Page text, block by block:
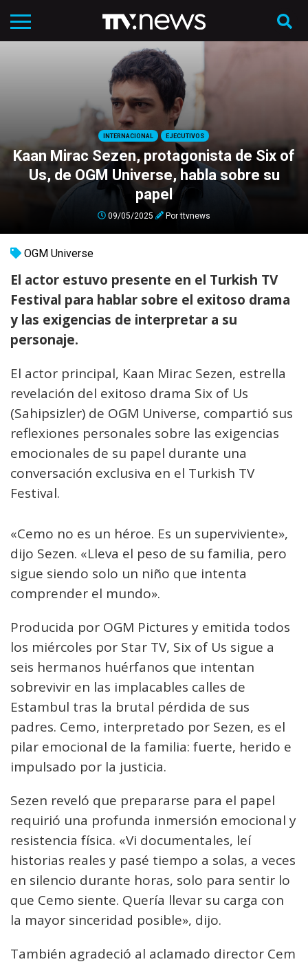
INTERNACIONAL EJECUTIVOS
Kaan Mirac Sezen, protagonista de Six of
Us, de OGM Universe, habla sobre su
papel
09/05/2025 Porttvnews
OGM Universe
El actor estuvo presente en el Turkish TV
Festival para hablar sobre el exitoso drama
y las exigencias de interpretar a su
personaje.
El actor principal, Kaan Mirac Sezen, estrella
revelación del exitoso drama Six of Us
(Sahipsizler) de OGM Universe, compartió sus
reflexiones personales sobre las exigencias
emocionales de su papel durante una
conversación exclusiva en el Turkish TV
Festival.
«Cemo no es un héroe. Es un superviviente»,
dijo Sezen. «Lleva el peso de su familia, pero
sigue siendo solo un niño que intenta
comprender el mundo».
Producida por OGM Pictures y emitida todos
los miércoles por Star TV, Six of Us sigue a
seis hermanos huérfanos que intentan
sobrevivir en las implacables calles de
Estambul tras la brutal pérdida de sus
padres. Cemo, interpretado por Sezen, es el
pilar emocional de la familia: fuerte, herido e
impulsado por la justicia.
Sezen reveló que prepararse para el papel
requirió una profunda inmersión emocional y
resistencia física. «Vi documentales, leí
historias reales y pasé tiempo a solas, a veces
en silencio durante horas, solo para sentir lo
que Cemo siente. Quería llevar su carga con
la mayor sinceridad posible», dijo.
También agradeció al aclamado director Cem